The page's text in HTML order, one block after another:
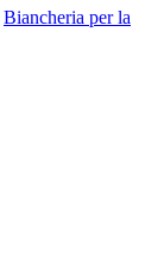
Biancheria per la